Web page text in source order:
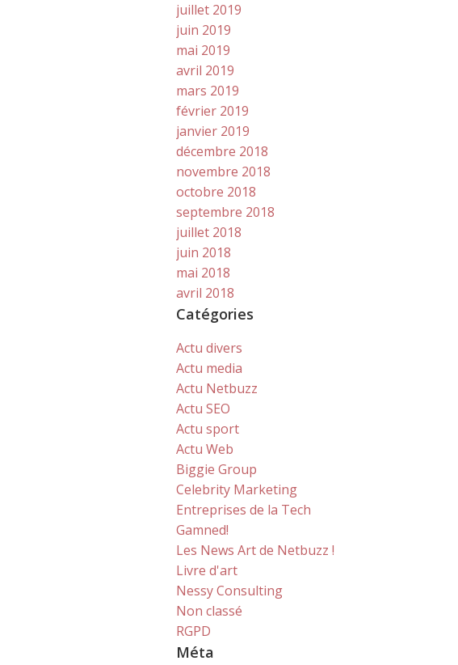
juillet 2019
juin 2019
mai 2019
avril 2019
mars 2019
février 2019
janvier 2019
décembre 2018
novembre 2018
octobre 2018
septembre 2018
juillet 2018
juin 2018
mai 2018
avril 2018
Catégories
Actu divers
Actu media
Actu Netbuzz
Actu SEO
Actu sport
Actu Web
Biggie Group
Celebrity Marketing
Entreprises de la Tech
Gamned!
Les News Art de Netbuzz !
Livre d'art
Nessy Consulting
Non classé
RGPD
Méta